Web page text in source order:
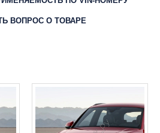
ВОПРОС О ТОВАРЕ